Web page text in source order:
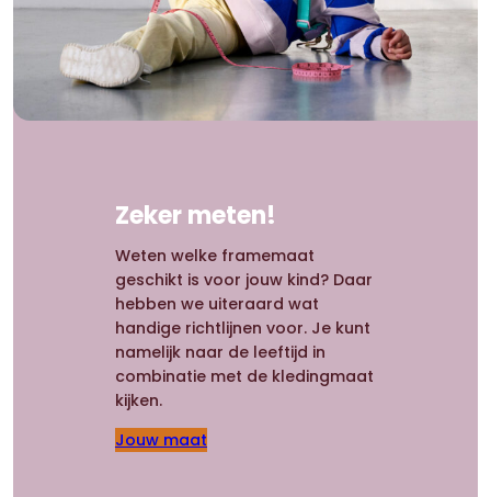
Zeker meten!
Weten welke framemaat
geschikt is voor jouw kind? Daar
hebben we uiteraard wat
handige richtlijnen voor. Je kunt
namelijk naar de leeftijd in
combinatie met de kledingmaat
kijken.
Jouw maat